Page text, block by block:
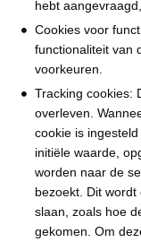
hebt
Cookies voor
functionaliteit van
voorkeuren.
Tracking cookies:
overleven.
cookie is
initiële waarde,
worden naar de
bezoekt. Dit
slaan, zoals hoe
gekomen. Om